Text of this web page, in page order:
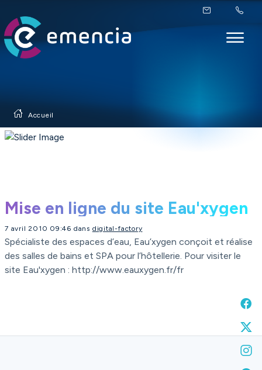
Accueil
Mise en ligne du site Eau'xygen
7 avril 2010 09:46 dans digital-factory
Spécialiste des espaces d’eau, Eau’xygen conçoit et réalise
des salles de bains et SPA pour l’hôtellerie. Pour visiter le
site Eau'xygen : http://www.eauxygen.fr/fr